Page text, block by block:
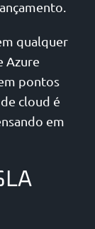
qualquer
Azure
pontos
cloud é
em